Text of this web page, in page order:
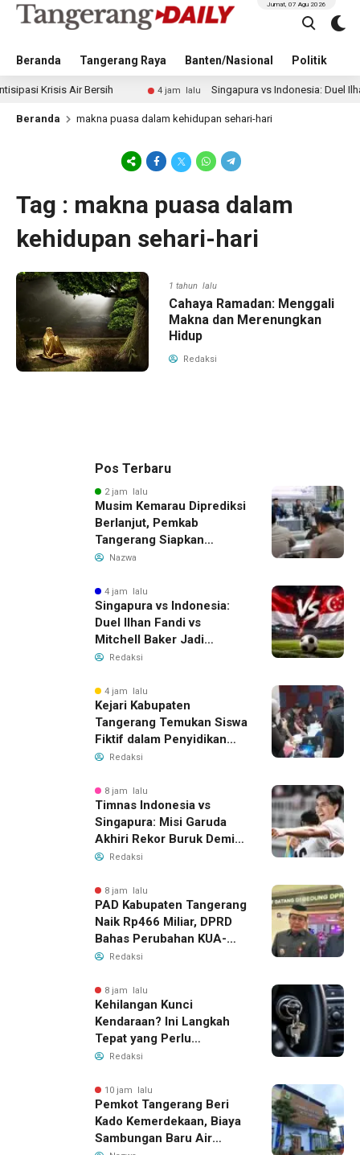
Beranda Tangerang Raya Banten/Nasional Politik
Jumat, 07 Agu 2026
Krisis Air Bersih 4 jam lalu Singapura vs Indonesia: Duel Ilhan
Beranda makna puasa dalam kehidupan sehari-hari
Tag : makna puasa dalam
kehidupan sehari-hari
1 tahun lalu
Cahaya Ramadan: Menggali
Makna dan Merenungkan
Hidup
Redaksi
Pos Terbaru
2 jam lalu
Musim Kemarau Diprediksi
Berlanjut, Pemkab
Tangerang Siapkan
Langkah Antisipasi Krisis
Nazwa
4 jam lalu
Singapura vs Indonesia:
Duel Ilhan Fandi vs
Mitchell Baker Jadi
Sorotan di Piala AFF 2026
Redaksi
4 jam lalu
Kejari Kabupaten
Tangerang Temukan Siswa
Fiktif dalam Penyidikan
Dana BOP PKBM
Redaksi
8 jam lalu
Timnas Indonesia vs
Singapura: Misi Garuda
Akhiri Rekor Buruk Demi
Tiket Semifinal Piala AFF
Redaksi
8 jam lalu
PAD Kabupaten Tangerang
Naik Rp466 Miliar, DPRD
Bahas Perubahan KUA-
PPAS 2026
Redaksi
8 jam lalu
Kehilangan Kunci
Kendaraan? Ini Langkah
Tepat yang Perlu
Dilakukan
Redaksi
10 jam lalu
Pemkot Tangerang Beri
Kado Kemerdekaan, Biaya
Sambungan Baru Air